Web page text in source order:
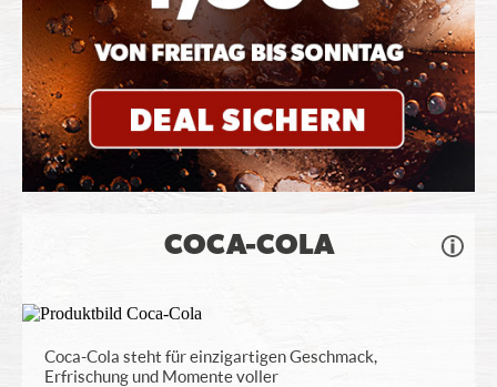
COCA-COLA
Coca-Cola steht für einzigartigen Geschmack,
Erfrischung und Momente voller